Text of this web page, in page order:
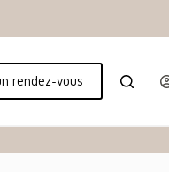
rendez-vous